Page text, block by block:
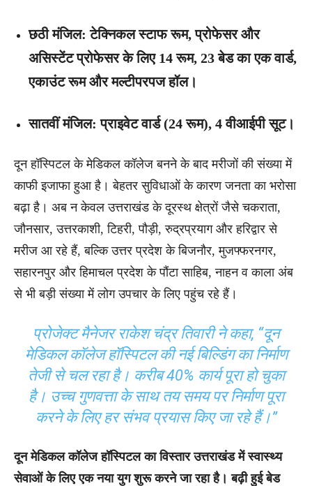
छठी मंजिल: टेक्निकल स्टाफ रूम, प्रोफेसर और
असिस्टेंट प्रोफेसर के लिए 14 रूम, 23 बेड का एक वार्ड,
एकाउंट रूम और मल्टीपरपज हॉल।
सातवीं मंजिल: प्राइवेट वार्ड (24 रूम), 4 वीआईपी सूट।
दून हॉस्पिटल के मेडिकल कॉलेज बनने के बाद मरीजों की संख्या में
काफी इजाफा हुआ है। बेहतर सुविधाओं के कारण जनता का भरोसा
बढ़ा है। अब न केवल उत्तराखंड के दूरस्थ क्षेत्रों जैसे चकराता,
जौनसार, उत्तरकाशी, टिहरी, पौड़ी, रुद्रप्रयाग और हरिद्वार से
मरीज आ रहे हैं, बल्कि उत्तर प्रदेश के बिजनौर, मुजफ्फरनगर,
सहारनपुर और हिमाचल प्रदेश के पौंटा साहिब, नाहन व काला अंब
से भी बड़ी संख्या में लोग उपचार के लिए पहुंच रहे हैं।
प्रोजेक्ट मैनेजर राकेश चंद्र तिवारी ने कहा, “दून
मेडिकल कॉलेज हॉस्पिटल की नई बिल्डिंग का निर्माण
तेजी से चल रहा है। करीब 40% कार्य पूरा हो चुका
है। उच्च गुणवत्ता के साथ तय समय पर निर्माण पूरा
करने के लिए हर संभव प्रयास किए जा रहे हैं।”
दून मेडिकल कॉलेज हॉस्पिटल का विस्तार उत्तराखंड में स्वास्थ्य
सेवाओं के लिए एक नया युग शुरू करने जा रहा है। बढ़ी हुई बेड